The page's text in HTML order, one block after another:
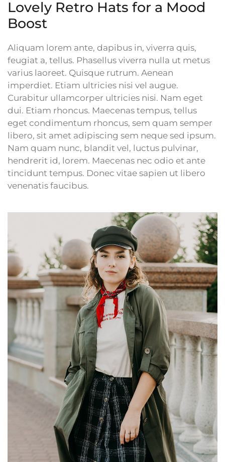
Lovely Retro Hats for a Mood
Boost
Aliquam lorem ante, dapibus in, viverra quis,
feugiat a, tellus. Phasellus viverra nulla ut metus
varius laoreet. Quisque rutrum. Aenean
imperdiet. Etiam ultricies nisi vel augue.
Curabitur ullamcorper ultricies nisi. Nam eget
dui. Etiam rhoncus. Maecenas tempus, tellus
eget condimentum rhoncus, sem quam semper
libero, sit amet adipiscing sem neque sed ipsum.
Nam quam nunc, blandit vel, luctus pulvinar,
hendrerit id, lorem. Maecenas nec odio et ante
tincidunt tempus. Donec vitae sapien ut libero
venenatis faucibus.